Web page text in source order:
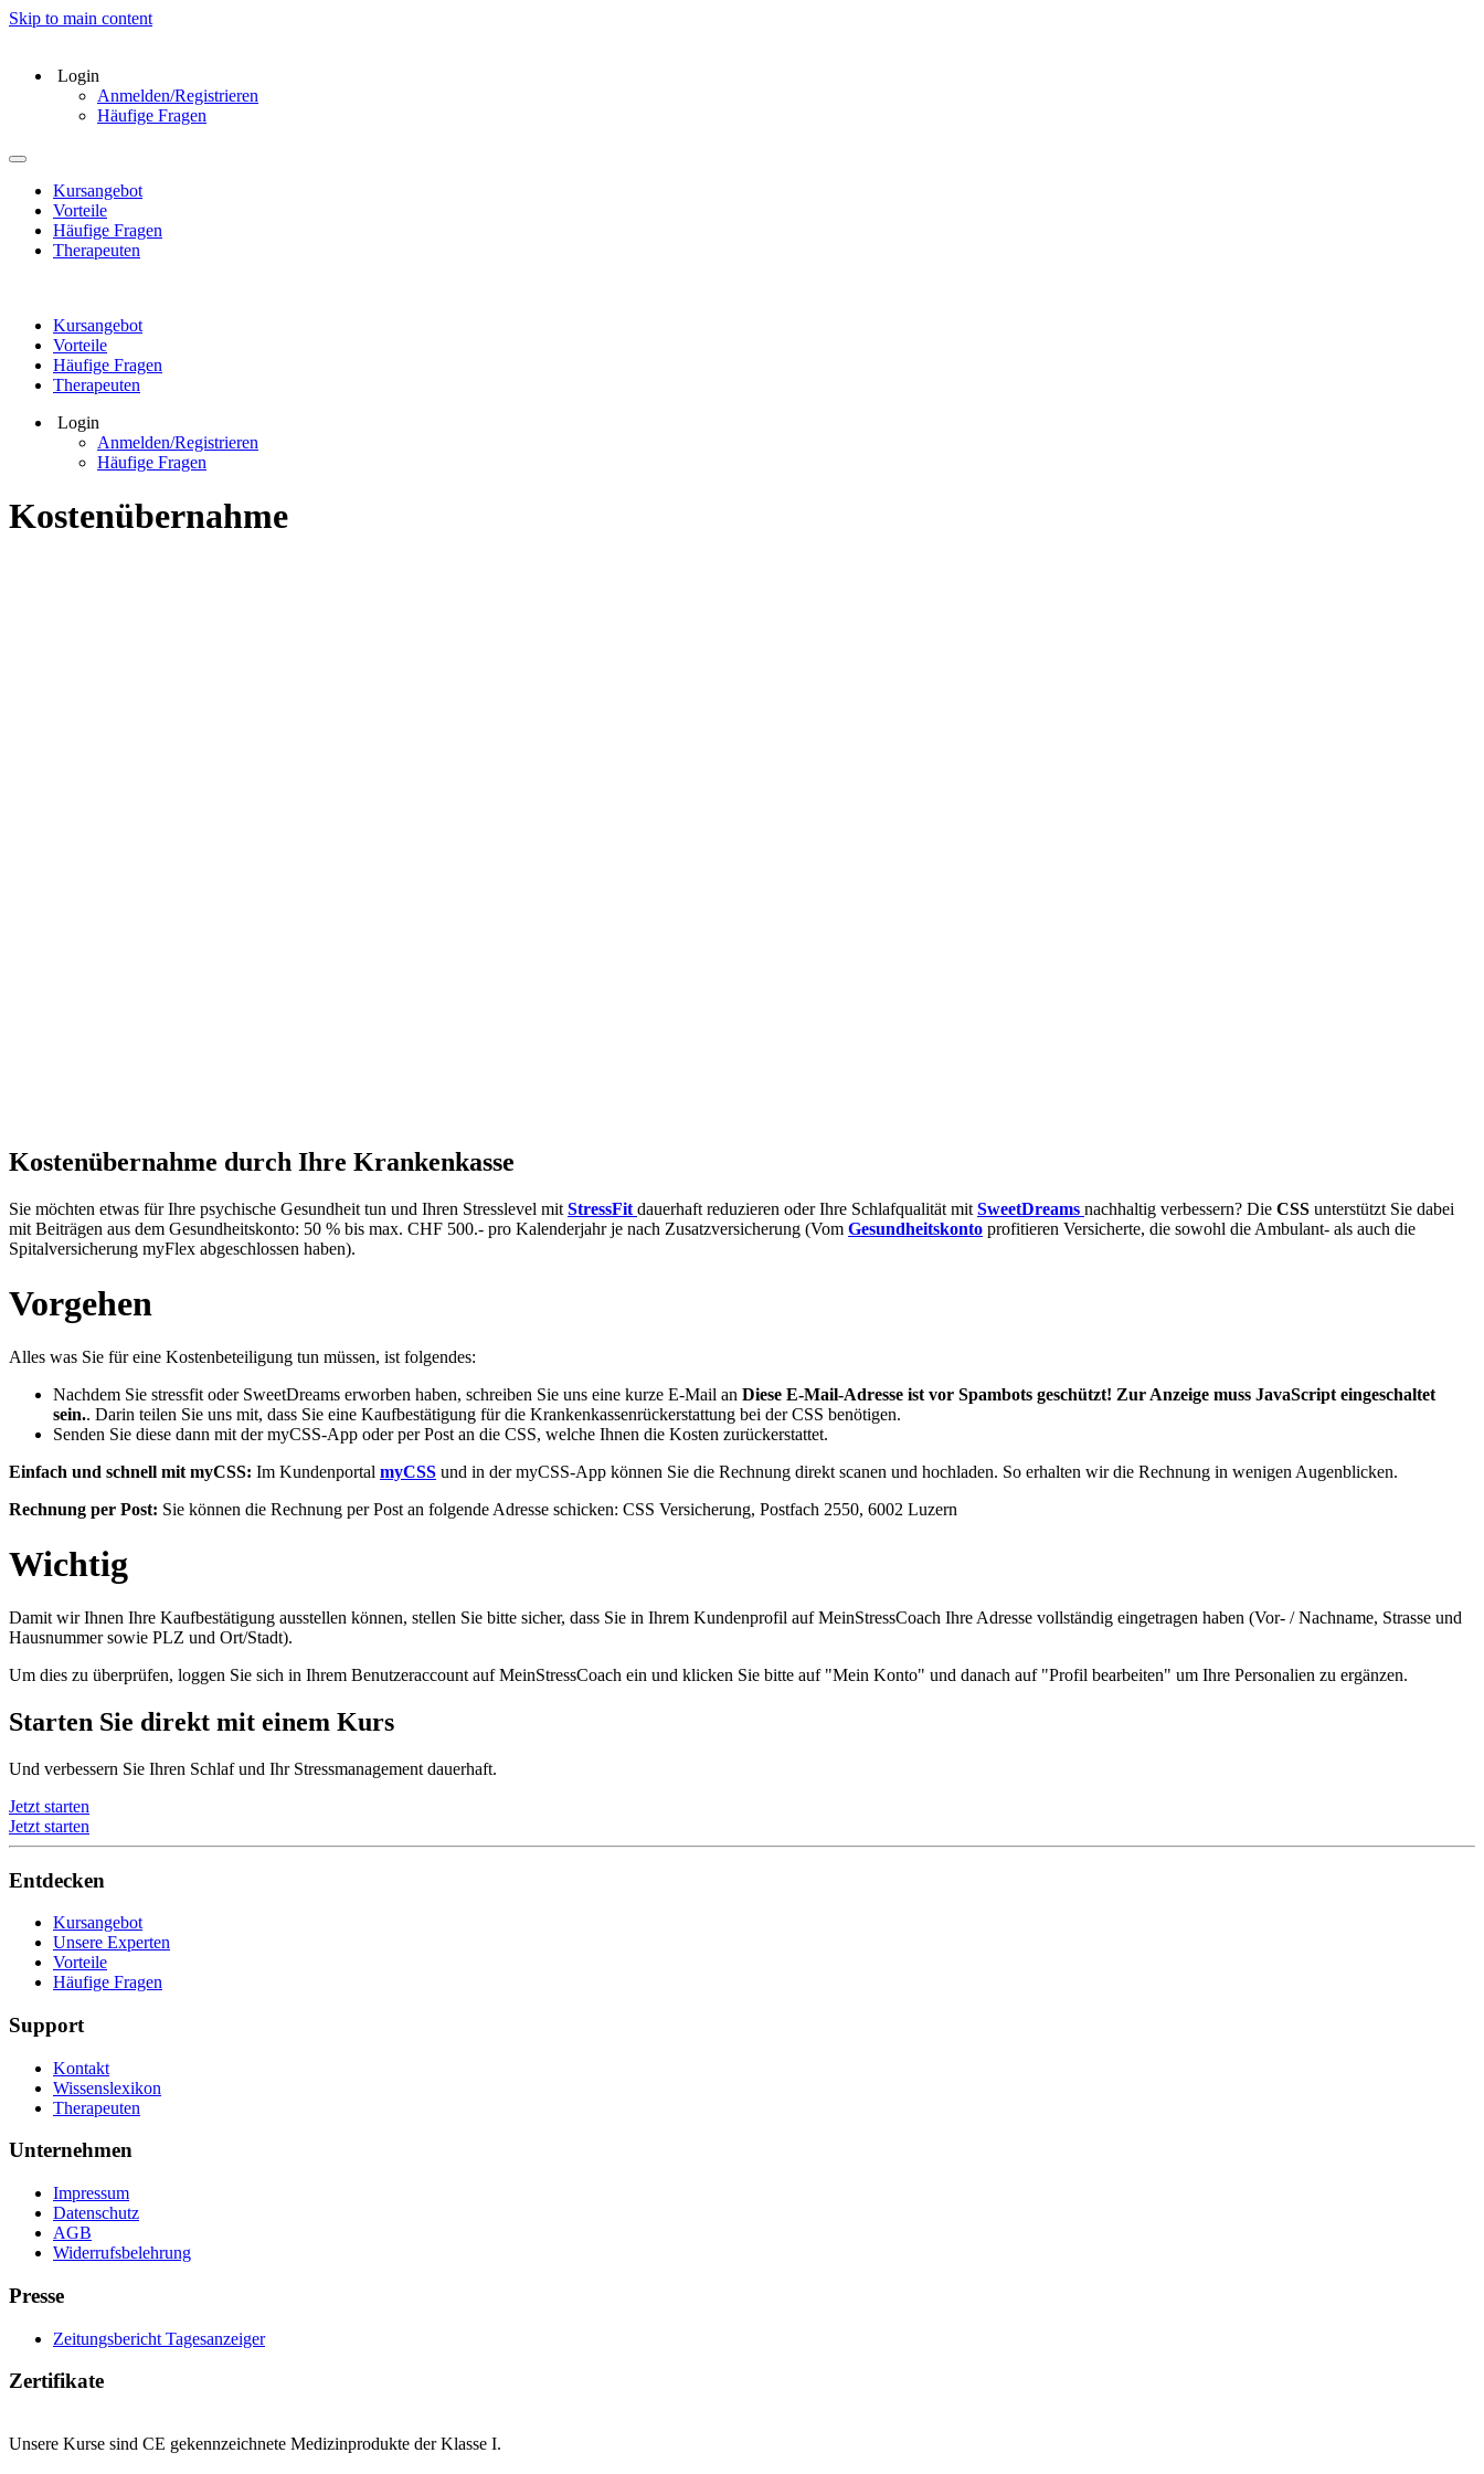
Skip to main content
Login
Anmelden/Registrieren
Häufige Fragen
Kursangebot
Vorteile
Häufige Fragen
Therapeuten
Kursangebot
Vorteile
Häufige Fragen
Therapeuten
Login
Anmelden/Registrieren
Häufige Fragen
Kostenübernahme
Kostenübernahme durch Ihre Krankenkasse
Sie möchten etwas für Ihre psychische Gesundheit tun und Ihren Stresslevel mit StressFit dauerhaft reduzieren oder Ihre Schlafqualität mit SweetDreams nachhaltig verbessern? Die CSS unterstützt Sie dabei
mit Beiträgen aus dem Gesundheitskonto: 50 % bis max. CHF 500.- pro Kalenderjahr je nach Zusatzversicherung (Vom Gesundheitskonto profitieren Versicherte, die sowohl die Ambulant- als auch die
Spitalversicherung myFlex abgeschlossen haben).
Vorgehen
Alles was Sie für eine Kostenbeteiligung tun müssen, ist folgendes:
Nachdem Sie stressfit oder SweetDreams erworben haben, schreiben Sie uns eine kurze E-Mail an Diese E-Mail-Adresse ist vor Spambots geschützt! Zur Anzeige muss JavaScript eingeschaltet
sein.. Darin teilen Sie uns mit, dass Sie eine Kaufbestätigung für die Krankenkassenrückerstattung bei der CSS benötigen.
Senden Sie diese dann mit der myCSS-App oder per Post an die CSS, welche Ihnen die Kosten zurückerstattet.
Einfach und schnell mit myCSS: Im Kundenportal myCSS und in der myCSS-App können Sie die Rechnung direkt scanen und hochladen. So erhalten wir die Rechnung in wenigen Augenblicken.
Rechnung per Post: Sie können die Rechnung per Post an folgende Adresse schicken: CSS Versicherung, Postfach 2550, 6002 Luzern
Wichtig
Damit wir Ihnen Ihre Kaufbestätigung ausstellen können, stellen Sie bitte sicher, dass Sie in Ihrem Kundenprofil auf MeinStressCoach Ihre Adresse vollständig eingetragen haben (Vor- / Nachname, Strasse und
Hausnummer sowie PLZ und Ort/Stadt).
Um dies zu überprüfen, loggen Sie sich in Ihrem Benutzeraccount auf MeinStressCoach ein und klicken Sie bitte auf "Mein Konto" und danach auf "Profil bearbeiten" um Ihre Personalien zu ergänzen.
Starten Sie direkt mit einem Kurs
Und verbessern Sie Ihren Schlaf und Ihr Stressmanagement dauerhaft.
Jetzt starten
Jetzt starten
Entdecken
Kursangebot
Unsere Experten
Vorteile
Häufige Fragen
Support
Kontakt
Wissenslexikon
Therapeuten
Unternehmen
Impressum
Datenschutz
AGB
Widerrufsbelehrung
Presse
Zeitungsbericht Tagesanzeiger
Zertifikate
Unsere Kurse sind CE gekennzeichnete Medizinprodukte der Klasse I.